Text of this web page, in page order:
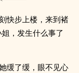
快步上楼，来到褚
，发生什么事了
缓了缓，眼不见心